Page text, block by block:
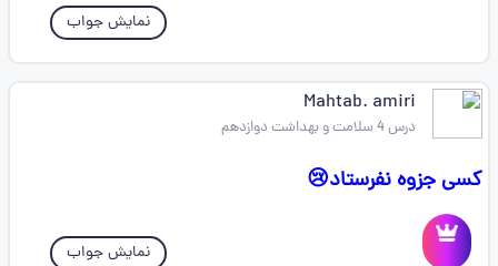
نمایش جواب
Mahtab. amiri
درس 4 سلامت و بهداشت دوازدهم
کسی جزوه نفرستاد😢
نمایش جواب